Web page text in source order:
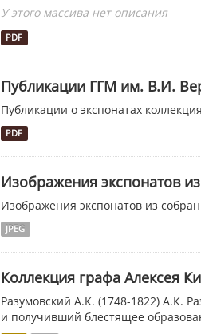
У этого массива нет описания
PDF
Публикации ГГМ им. В.И.
Публикации о экспонатах
PDF
Изображения экспонатов
Изображения экспонатов из
JPEG
Коллекция графа Алексея
Разумовский А.К. (1748-1822) А.К.
и получивший блестящее